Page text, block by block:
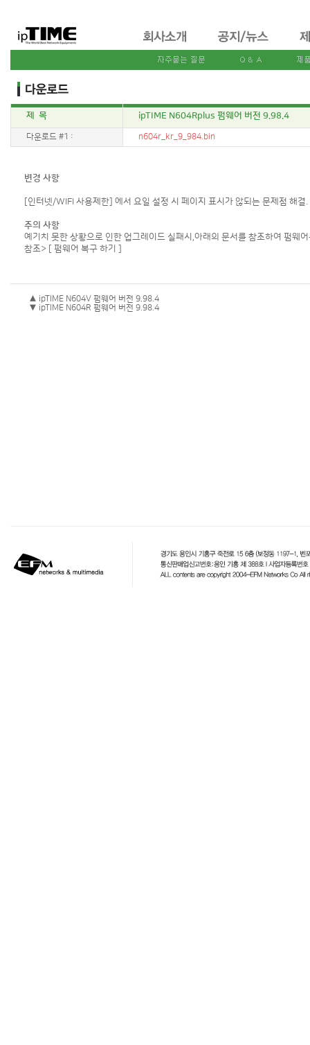
제 목 ipTIME N604Rplus 펌웨어 버전 9.98.4
다운로드 #1 : n604r_kr_9_984.bin
변경 사항
[인터넷/WIFI 사용제한] 에서 요일 설정 시 페이지 표시가 않되는 문제점 해
주의 사항
예기치 못한 상황으로 인한 업그레이드 실패시,아래의 문서를 참조하여 펌웨
참조>
[ 펌웨어 복구 하기 ]
▲ ipTIME N604V 펌웨어 버전 9.98.4
▼ ipTIME N604R 펌웨어 버전 9.98.4